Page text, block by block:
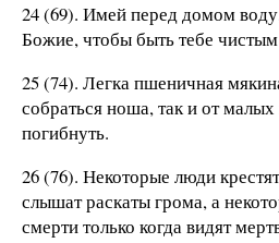
24 (69). Имей перед домом
Божие, чтобы быть тебе
25 (74). Легка пшеничная
собраться ноша, так и от
погибнуть.
26 (76). Некоторые люди
слышат раскаты грома, а
смерти только когда видят